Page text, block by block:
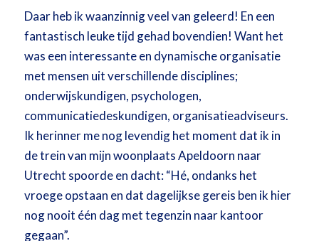
Daar heb ik waanzinnig veel van geleerd! En een
fantastisch leuke tijd gehad bovendien! Want het
was een interessante en dynamische organisatie
met mensen uit verschillende disciplines;
onderwijskundigen, psychologen,
communicatiedeskundigen, organisatieadviseurs.
Ik herinner me nog levendig het moment dat ik in
de trein van mijn woonplaats Apeldoorn naar
Utrecht spoorde en dacht: “Hé, ondanks het
vroege opstaan en dat dagelijkse gereis ben ik hier
nog nooit één dag met tegenzin naar kantoor
gegaan”.